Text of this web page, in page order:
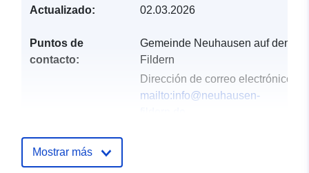
Actualizado: 02.03.2026
Puntos de
contacto:
Gemeinde Neuhausen auf den
Fildern
Dirección de correo electrónico:
mailto:info@neuhausen-
Mostrar más